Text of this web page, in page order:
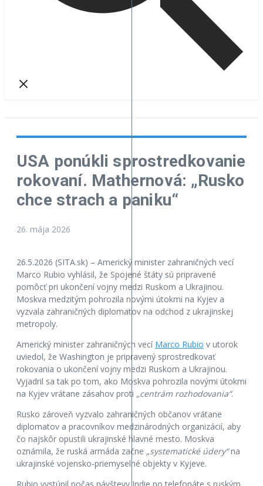
USA ponúkli sprostredkovanie
rokovaní. Mathernová: „Rusko
chce strach a paniku“
26. mája 2026
26.5.2026 (SITA.sk) – Americký minister zahraničných vecí
Marco Rubio vyhlásil, že Spojené štáty sú pripravené
pomôcť pri ukončení vojny medzi Ruskom a Ukrajinou.
Moskva medzitým pohrozila novými útokmi na Kyjev a
vyzvala zahraničných diplomatov na odchod z ukrajinskej
metropoly.
Americký minister zahraničných vecí Marco Rubio v utorok
uviedol, že Washington je pripravený sprostredkovať
rokovania o ukončení vojny medzi Ruskom a Ukrajinou.
Vyjadril sa tak po tom, ako Moskva pohrozila novými útokmi
na Kyjev vrátane zásahov proti „centrám rozhodovania“.
Rusko zároveň vyzvalo zahraničných občanov vrátane
diplomatov a pracovníkov medzinárodných organizácií, aby
čo najskôr opustili ukrajinské hlavné mesto. Moskva
oznámila, že ruská armáda začne „systematické údery“na
ukrajinské vojensko-priemyselné objekty v Kyjeve.